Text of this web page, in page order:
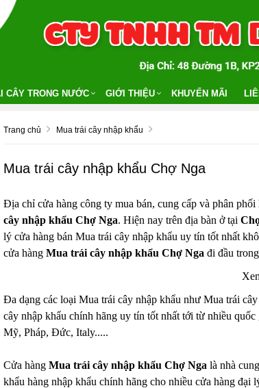
CÂY TRONG NƯỚC GIỚI THIỆU KHUYẾN MÃI
Trang chủ Mua trái cây nhập khẩu
Mua trái cây nhập khẩu Chợ Nga
Địa chỉ cửa hàng công ty mua bán, cung cấp và phân phối
cây nhập khẩu Chợ Nga. Hiện nay trên địa bàn ở tại
lý cửa hàng bán Mua trái cây nhập khẩu uy tín tốt nhất
cửa hàng Mua trái cây nhập khẩu Chợ Nga đi đầu
Đa dạng các loại Mua trái cây nhập khẩu như Mua trái
cây nhập khẩu chính hãng uy tín tốt nhất tới từ nhiều
Mỹ, Pháp, Đức, Italy.....
Cửa hàng Mua trái cây nhập khẩu Chợ Nga là nhà
khẩu hàng nhập khẩu chính hãng cho nhiều cửa hàng đại